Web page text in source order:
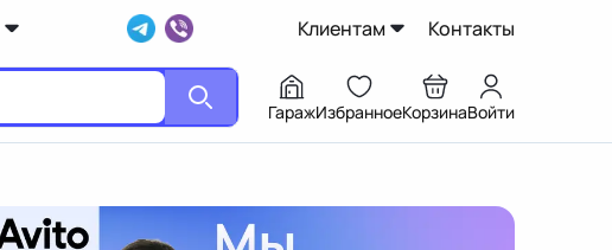
Клиентам Контакты
ГаражИзбранноеКорзинаВойти